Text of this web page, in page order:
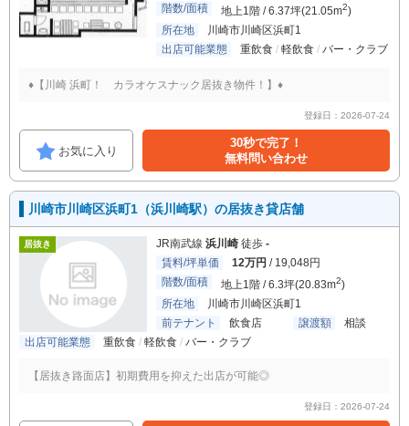
階数/面積
地上1階 / 6.37坪(21.05m2)
所在地
川崎市川崎区浜町1
出店可能業態
重飲食 軽飲食 バー・クラブ
♦【川崎 浜町！ カラオケスナック居抜き物件！】♦
登録日：2026-07-24
お気に入り
30秒で完了！
無料問い合わせ
川崎市川崎区浜町1（浜川崎駅）の居抜き貸店舗
居抜き JR南武線 浜川崎 徒歩 -
賃料/坪単価
12万円 / 19,048円
階数/面積
地上1階 / 6.3坪(20.83m2)
所在地
川崎市川崎区浜町1
前テナント
飲食店 譲渡額
相談
出店可能業態
重飲食 軽飲食 バー・クラブ
【居抜き路面店】初期費用を抑えた出店が可能◎
登録日：2026-07-24